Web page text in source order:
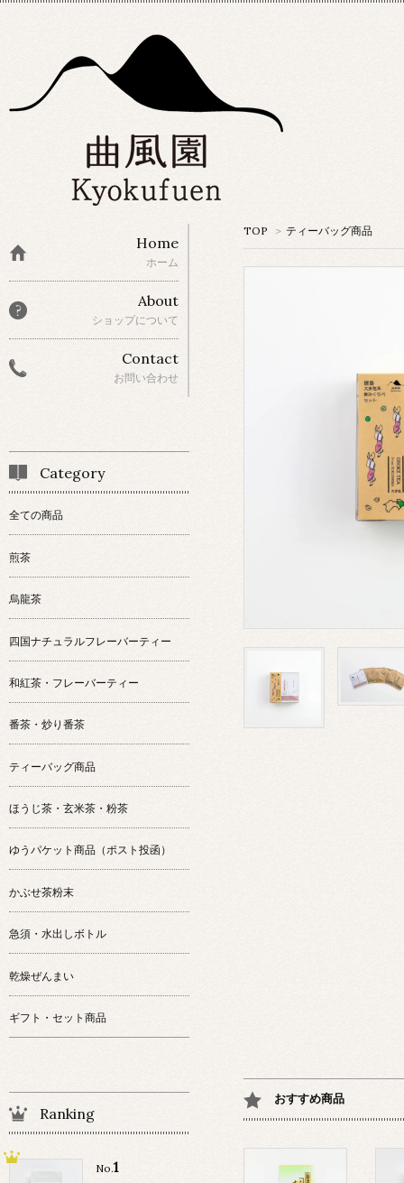
TOP > ティーバッグ商品
おすすめ商品
Home
ホーム
About
ショップについて
Contact
お問い合わせ
Category
全ての商品
煎茶
烏龍茶
四国ナチュラルフレーバーティー
和紅茶・フレーバーティー
番茶・炒り番茶
ティーバッグ商品
ほうじ茶・玄米茶・粉茶
ゆうパケット商品（ポスト投函）
かぶせ茶粉末
急須・水出しボトル
乾燥ぜんまい
ギフト・セット商品
Ranking
No.1